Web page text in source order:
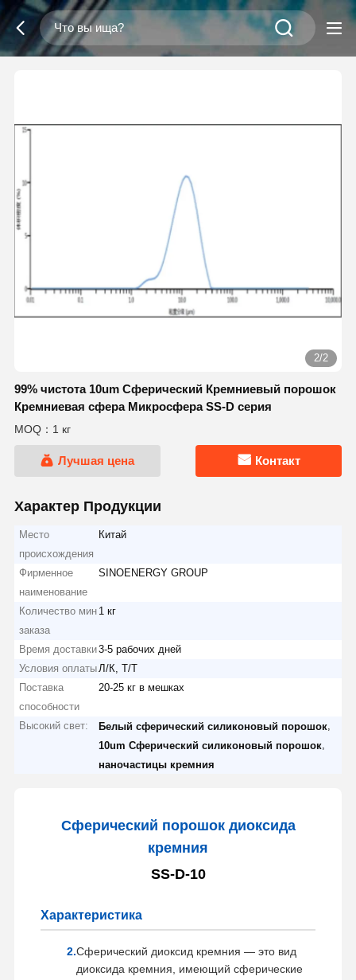
2/2
99% чистота 10um Сферический Кремниевый порошок
Кремниевая сфера Микросфера SS-D серия
MOQ：1 кг
Лучшая цена Контакт
Характер Продукции
Место
происхождения
Китай
Фирменное
наименование
SINOENERGY GROUP
Количество мин
заказа
1 кг
Время доставки3-5 рабочих дней
Условия оплаты Л/К, Т/Т
Поставка
способности
20-25 кг в мешках
Высокий свет: Белый сферический силиконовый порошок
10um Сферический силиконовый порошок
наночастицы кремния
Сферический порошок диоксида
кремния
SS-D-10
Характеристика
Сферический диоксид кремния — это вид
диоксида кремния, имеющий сферические